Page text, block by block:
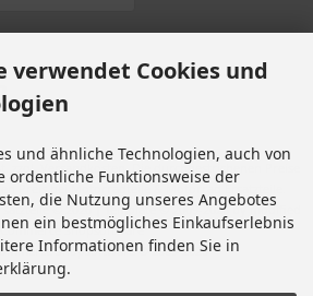
zzgl. Versandkosten . Die durchgestrichenen Preise
Preis bei Motorradteile & Motorrad Ersatzteile.
© 2026 | Template © 2009-2026 by modified
Shopsoftware
Shopsoftware © 2009-2026
verwendet Cookies und
und ähnliche Technologien, auch von
ordentliche Funktionsweise der
die Nutzung unseres Angebotes
ein bestmögliches Einkaufserlebnis
Informationen finden Sie in